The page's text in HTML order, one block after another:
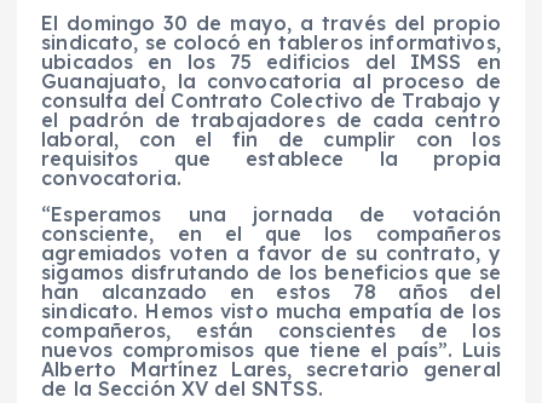
El domingo30 de mayo, a través del propio
sindicato, se colocó en tableros informativos,
ubicados en los 75 edificios del IMSS en
Guanajuato, la convocatoria al proceso de
consulta del Contrato Colectivo de Trabajo y
el padrón de trabajadores de cada centro
laboral, con el fin de cumplir con los
requisitos que establece la propia
convocatoria.
“Esperamos una jornada de votación
consciente, en el que los compañeros
agremiados voten a favor de su contrato, y
sigamos disfrutando de los beneficios que se
han alcanzado en estos 78 años del
sindicato. Hemos visto mucha empatía de los
compañeros, están conscientes de los
nuevos compromisos que tiene el país”. Luis
Alberto Martínez Lares, secretario general
de la Sección XV del SNTSS.